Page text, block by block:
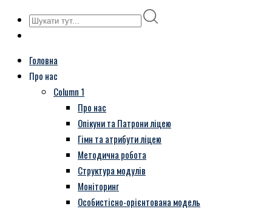
Головна
Про нас
Column 1
Про нас
Опікуни та Патрони ліцею
Гімн та атрибути ліцею
Методична робота
Структура модулів
Моніторинг
Особистісно-орієнтована модель